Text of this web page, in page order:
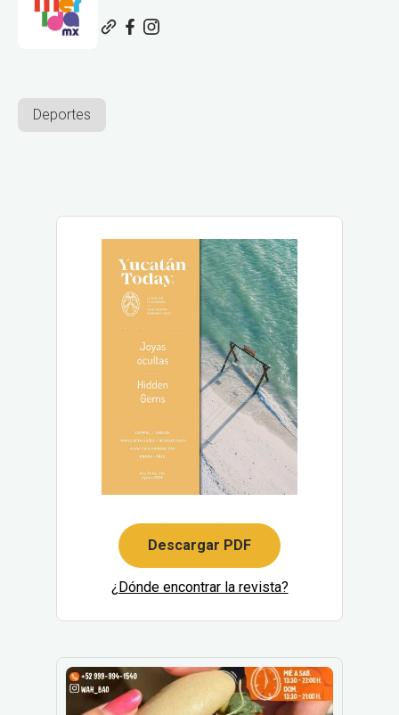
Deportes
Descargar PDF
¿Dónde encontrar la revista?